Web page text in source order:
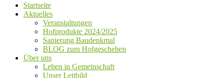
Startseite
Aktuelles
Veranstaltungen
Hofprodukte 2024/2025
Sanierung Baudenkmal
BLOG zum Hofgeschehen
Über uns
Leben in Gemeinschaft
Unser Leitbild